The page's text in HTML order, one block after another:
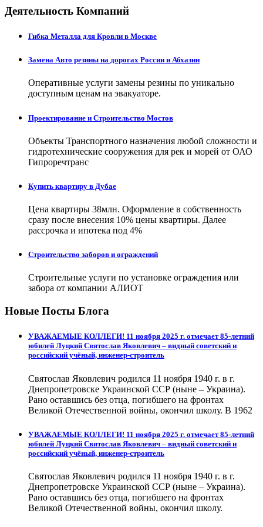
Деятельность Компаний
Гибка Металла для Кровли в Москве
Замена Авто резины на дорогах России и Абхазии
Оперативные услуги замены резины по уникально
доступным ценам на эвакуаторе.
Проектирование и Строительство Мостов
Объекты Транспортного назначения любой сложности и
гидротехнические сооружения для рек и морей от ОАО
Гипроречтранс
Купить квартиру в Дубае
Цена квартиры 38млн. Оформление в собственность
сразу после внесения 10% цены квартиры. Далее
рассрочка и ипотека под 4%
Строительство заборов и ограждений
Строительные услуги по установке ограждения или
забора от компании АЛИОТ
Новые Посты Блога
УВАЖАЕМЫЕ КОЛЛЕГИ! 11 ноября 2025 г. отмечает 85-летний
юбилей Луцкий Святослав Яковлевич – видный советский и
российский учёный, инженер-строитель
Святослав Яковлевич родился 11 ноября 1940 г. в г.
Днепропетровске Украинской ССР (ныне – Украина).
Рано оставшись без отца, погибшего на фронтах
Великой Отечественной войны, окончил школу. В 1962
УВАЖАЕМЫЕ КОЛЛЕГИ! 11 ноября 2025 г. отмечает 85-летний
юбилей Луцкий Святослав Яковлевич – видный советский и
российский учёный, инженер-строитель
Святослав Яковлевич родился 11 ноября 1940 г. в г.
Днепропетровске Украинской ССР (ныне – Украина).
Рано оставшись без отца, погибшего на фронтах
Великой Отечественной войны, окончил школу.